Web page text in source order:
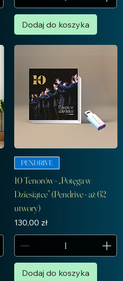
Dodaj do koszyka
PENDRIVE
10 Tenorów - „Potęga w
Dziesiątce” (Pendrive - aż 62
utwory)
Cena
130,00 zł
Dodaj do koszyka